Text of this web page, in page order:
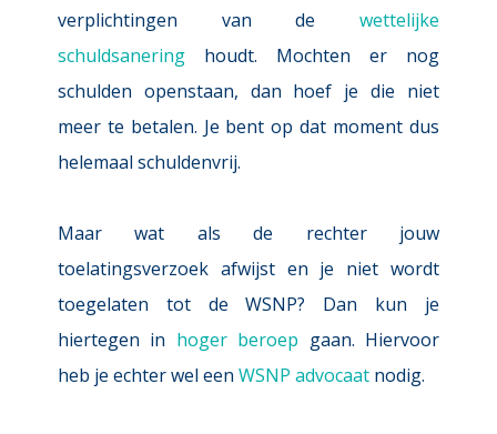
verplichtingen van de wettelijke
schuldsanering
houdt. Mochten er nog
schulden openstaan, dan hoef je die niet
meer te betalen. Je bent op dat moment dus
helemaal schuldenvrij.
Maar wat als de rechter jouw
toelatingsverzoek afwijst en je niet wordt
toegelaten tot de WSNP? Dan kun je
hiertegen in hoger beroep gaan. Hiervoor
heb je echter wel een WSNP advocaat nodig.